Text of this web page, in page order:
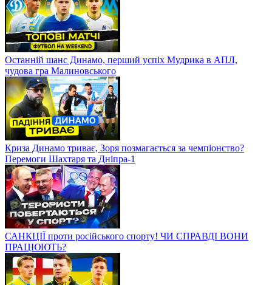
Останній шанс Динамо, перший успіх Мудрика в АПЛ,
чудова гра Малиновського
Криза Динамо триває, Зоря позмагається за чемпіонство?
Перемоги Шахтаря та Дніпра-1
САНКЦІЇ проти російського спорту! ЧИ СПРАВДІ ВОНИ
ПРАЦЮЮТЬ?